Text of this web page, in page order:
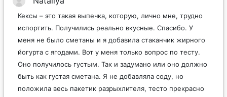
Кексы – это такая выпечка, которую, лично мне, трудно
испортить. Получились реально вкусные. Спасибо. У
меня не было сметаны и я добавила стаканчик жирного
йогурта с ягодами. Вот у меня только вопрос по тесту.
Оно получилось густым. Так и задумано или оно должно
быть как густая сметана. Я не добавляла соду, но
положила весь пакетик разрыхлителя, тесто прекрасно